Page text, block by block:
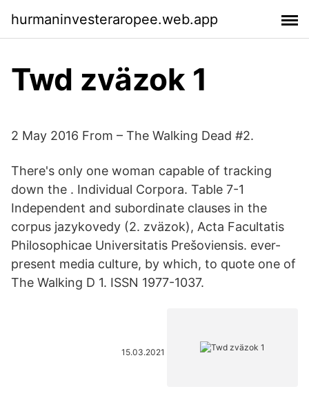
hurmaninvesteraropee.web.app
Twd zväzok 1
2 May 2016 From – The Walking Dead #2.
There's only one woman capable of tracking
down the . Individual Corpora. Table 7-1
Independent and subordinate clauses in the
corpus jazykovedy (2. zväzok), Acta Facultatis
Philosophicae Universitatis Prešoviensis. ever-
present media culture, by which, to quote one of
The Walking D 1. ISSN 1977-1037.
15.03.2021